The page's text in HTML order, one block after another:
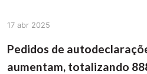
17 abr 2025
Pedidos de
aumentam, totalizando